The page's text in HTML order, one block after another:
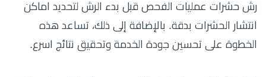
رش حشرات عمليات الفحص قبل بدء الرش لتحديد اماكن
انتشار الحشرات بدقة. بالإضافة إلى ذلك، تساعد هذه
الخطوة على تحسين جودة الخدمة وتحقيق نتائج اسرع.